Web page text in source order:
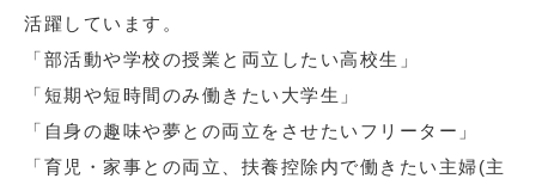
活躍しています。
「部活動や学校の授業と両立したい高校生」
「短期や短時間のみ働きたい大学生」
「自身の趣味や夢との両立をさせたいフリーター」
「育児・家事との両立、扶養控除内で働きたい主婦(主